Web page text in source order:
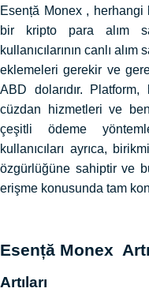
Esență Monex ,
bir kripto para alım
kullanıcılarının canlı
eklemeleri gerekir ve
ABD dolarıdır.
cüzdan hizmetleri ve
çeşitli ödeme
kullanıcıları ayrıca,
özgürlüğüne sahiptir ve
erişme konusunda tam
Esență Monex
Artıları